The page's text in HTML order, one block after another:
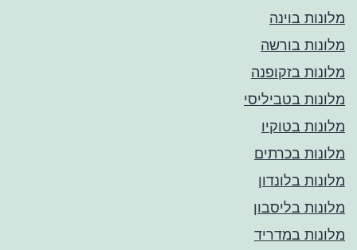
מלונות בוינה
מלונות בורשה
מלונות בזקופנה
מלונות בטביליסי
מלונות בטוקיו
מלונות בכרתים
מלונות בלונדון
מלונות בליסבון
מלונות במדריד